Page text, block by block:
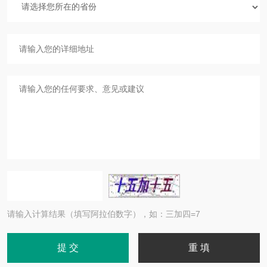
请输入计算结果（填写阿拉伯数字），如：三加四=7